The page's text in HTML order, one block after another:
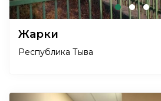
Жарки
Республика Тыва